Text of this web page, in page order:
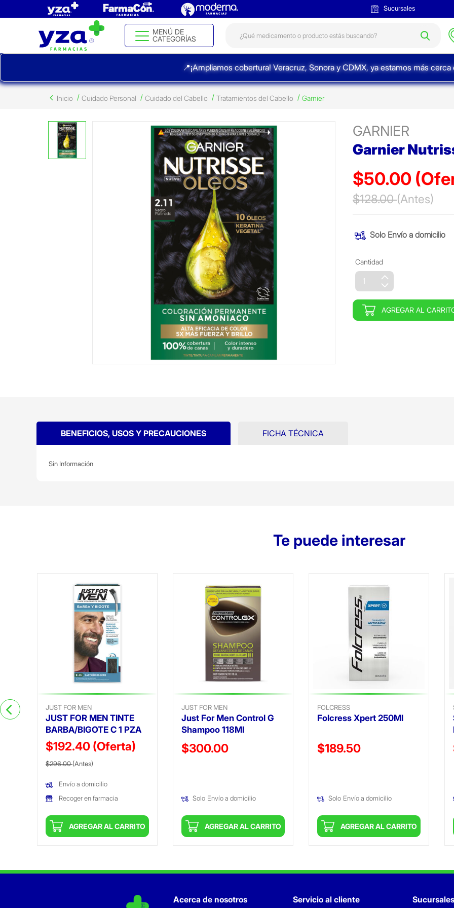
Sucursales
MENÚ DE
CATEGORÍAS
📍¡Ampliamos cobertura! Veracruz, Sonora y CDMX, ya estamos más cerca
Inicio Cuidado Personal Cuidado del Cabello Tratamientos del Cabello Garnier
GARNIER
Garnier
$50.00
Precio reducido de
$128.00(Antes)
SoloEnvío a domicilio
Cantidad
AGREGAR AL
BENEFICIOS, USOS Y PRECAUCIONES
Sin Información
FICHA TÉCNICA
Te puede interesar
JUST FOR MEN
JUST FOR MEN TINTE
BARBA/BIGOTE C 1 PZA
$192.40 (Oferta)
Precio reducido de
$296.00(Antes)
Envío a domicilio
Recoger en farmacia
AGREGAR AL CARRITO
JUST FOR MEN
Just For Men Control G
Shampoo 118Ml
Precio reducido de
$300.00
Solo Envío a domicilio
AGREGAR AL CARRITO
FOLCRESS
Folcress Xpert 250Ml
Precio reducido de
$189.50
Solo Envío a domicilio
AGREGAR AL CARRITO
Acerca de nosotros Servicio al cliente Sucursales